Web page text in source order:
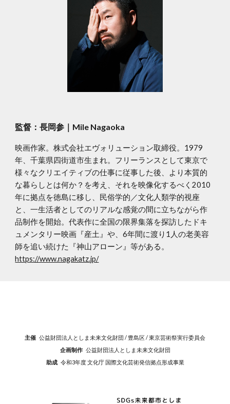
監督：長岡参｜Mile Nagaoka
映画作家。株式会社エヴォリューション取締役。1979
年、千葉県四街道市生まれ。フリーランスとして東京で
様々なクリエイティブの仕事に従事した後、より本質的
な暮らしとは何か？を考え、それを映像化するべく2010
年に拠点を徳島に移し、民俗学的／文化人類学的視座
と、一生活者としてのリアルな感覚の間に立ちながら作
品制作を開始。代表作に全国の限界集落を探訪したドキ
ュメンタリー映画『産土』や、6年間に渡り1人の老美容
師を追い続けた『神山アローン』等がある。
https://www.nagakatz.jp/
主催 公益財団法人としま未来文化財団 / 豊島区 / 東京芸術祭実行委員会
企画制作 公益財団法人としま未来文化財団
助成 令和3年度 文化庁 国際文化芸術発信拠点形成事業